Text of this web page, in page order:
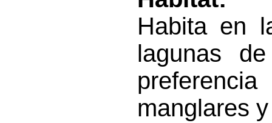
Habita en
lagunas
manglares